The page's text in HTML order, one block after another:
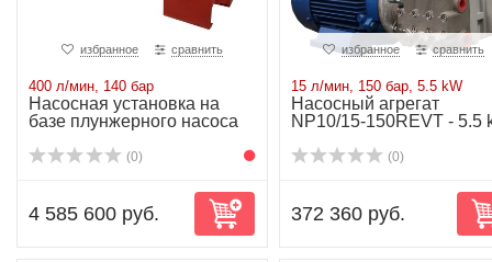
избранное сравнить
400 л/мин, 140 бар
Насосная установка на
базе плунжерного насоса
(0)
4 585 600 руб.
избранное сравнить
15 л/мин, 150 бар, 5.5 kW
Насосный агрегат
NP10/15-150REVT - 5.5
(0)
372 360 руб.